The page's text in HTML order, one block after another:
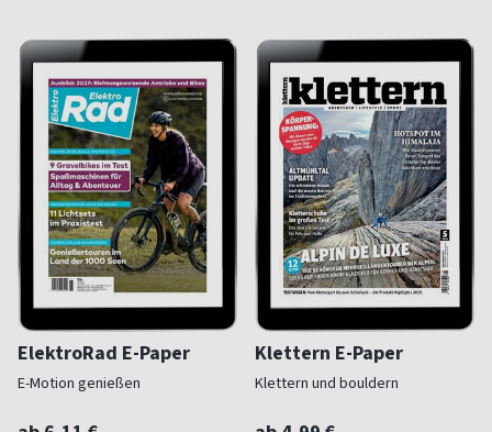
ElektroRad E-Paper
E-Motion genießen
Klettern E-Paper
Klettern und bouldern